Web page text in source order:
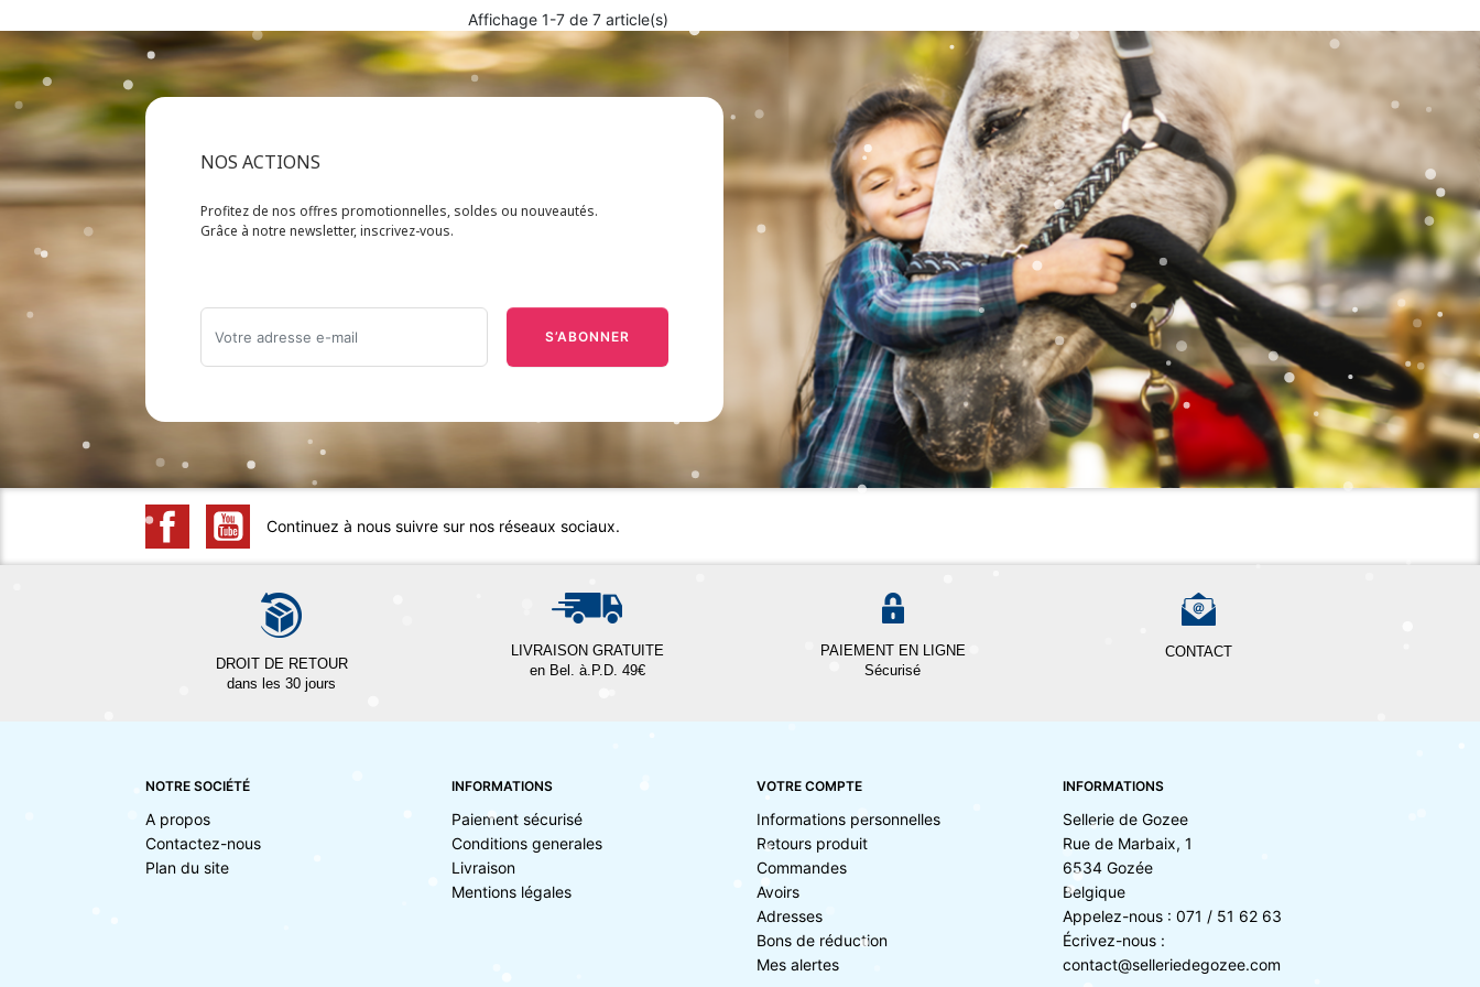
Affichage 1-7 de 7 article(s)
NOS ACTIONS
Profitez de nos offres promotionnelles, soldes ou nouveautés.
Grâce à notre newsletter, inscrivez-vous.
S’ABONNER
Continuez à nous suivre sur nos réseaux sociaux.
DROIT DE RETOUR
dans les 30 jours
LIVRAISON GRATUITE
en Bel. à.P.D. 49€
PAIEMENT EN LIGNE
Sécurisé
CONTACT
NOTRE SOCIÉTÉ
A propos
Contactez-nous
Plan du site
INFORMATIONS
Paiement sécurisé
Conditions generales
Livraison
Mentions légales
VOTRE COMPTE
Informations personnelles
Retours produit
Commandes
Avoirs
Adresses
Bons de réduction
Mes alertes
INFORMATIONS
Sellerie de Gozee
Rue de Marbaix, 1
6534 Gozée
Belgique
Appelez-nous : 071 / 51 62 63
Écrivez-nous :
contact@selleriedegozee.com